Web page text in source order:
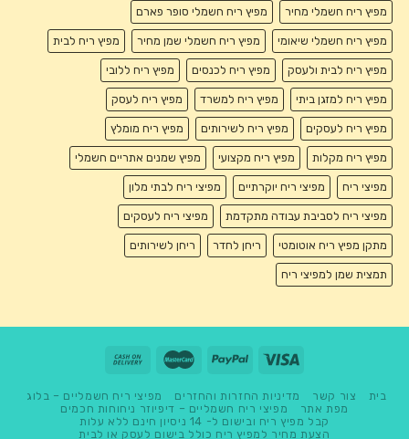
מפיץ ריח חשמלי מחיר מפיץ ריח חשמלי סופר פארם
מפיץ ריח חשמלי שיאומי מפיץ ריח חשמלי שמן מחיר מפיץ ריח לבית
מפיץ ריח לבית ולעסק מפיץ ריח לכנסים מפיץ ריח ללובי
מפיץ ריח למזגן ביתי מפיץ ריח למשרד מפיץ ריח לעסק
מפיץ ריח לעסקים מפיץ ריח לשירותים מפיץ ריח מומלץ
מפיץ ריח מקלות מפיץ ריח מקצועי מפיץ שמנים אתריים חשמלי
מפיצי ריח מפיצי ריח יוקרתיים מפיצי ריח לבתי מלון
מפיצי ריח לסביבת עבודה מתקדמת מפיצי ריח לעסקים
מתקן מפיץ ריח אוטומטי ריחן לחדר ריחן לשירותים
תמצית שמן למפיצי ריח
בית צור קשר מדיניות החזרות והחזרים
מפיצי ריח חשמליים – בלוג
מפת אתר
מפיצי ריח חשמליים – דיפיוזר ניחוחות חכמים
קבל מפיץ ריח ובישום ל- 14 ניסיון חינם ללא עלות
הצעת מחיר למפיץ ריח כולל בישום לעסק או לבית